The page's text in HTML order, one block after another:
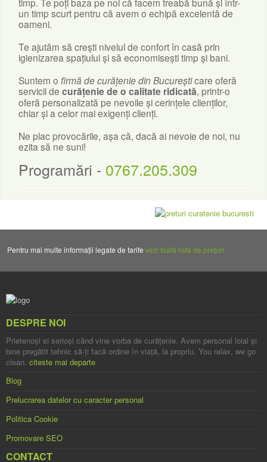
un timp scurt pentru că avem o echipă excelentă de
oameni.
Te ajutăm să crești nivelul de confort în casă prin
igienizarea spațiului și să economisești timp și bani.
Suntem o firmă de curățenie din Bucureșticare oferă
servicii de curățenie de o calitate ridicată, printr-o
oferă personalizată pe nevoile și cerințele clienților,
chiar și a celor mai exigenți clienți.
Ne plac provocările, așa că, dacă ai nevoie de noi, nu
ezita să ne suni!
Programări - 0767.205.309
Pentru mai multe informații legate de tarife vezi toată lista de prețuri.
DESPRE NOI
Prietenoşi si serioşi când vine vorba de curăţenie. Avem personal loial şi
bine pregătit tehnic să-ţi facă ordine în viaţă, la propriu. You relax, we go
clean. citeste mai departe
Blog
Prelucrarea datelor cu caracter personal
Politica Cookie
Promovare SEO
CONTACT